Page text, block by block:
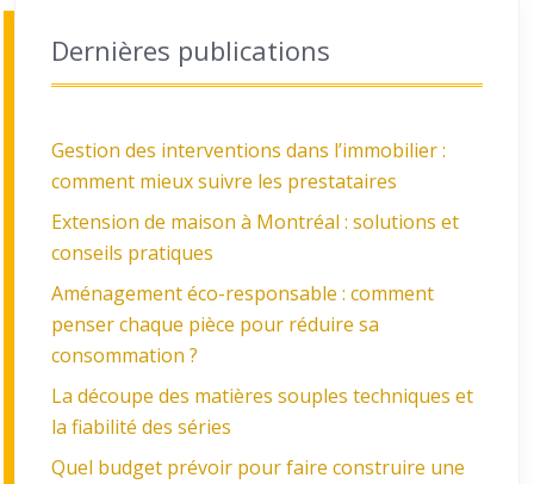
Dernières publications
Gestion des interventions dans l’immobilier :
comment mieux suivre les prestataires
Extension de maison à Montréal : solutions et
conseils pratiques
Aménagement éco-responsable : comment
penser chaque pièce pour réduire sa
consommation ?
La découpe des matières souples techniques et
la fiabilité des séries
Quel budget prévoir pour faire construire une